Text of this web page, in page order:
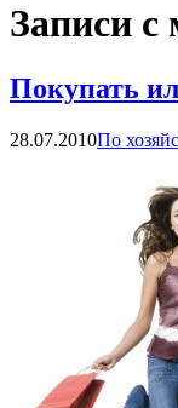
Записи с
Покупать
28.07.2010По